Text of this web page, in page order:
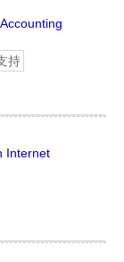
持
Internet